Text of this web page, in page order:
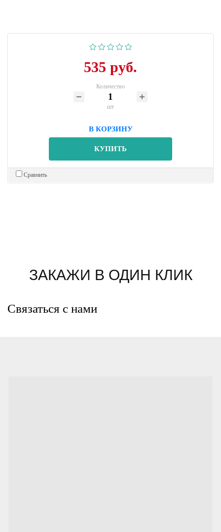
535 руб.
Количество
шт
В КОРЗИНУ
КУПИТЬ
Сравнить
ЗАКАЖИ В ОДИН КЛИК
Связаться с нами